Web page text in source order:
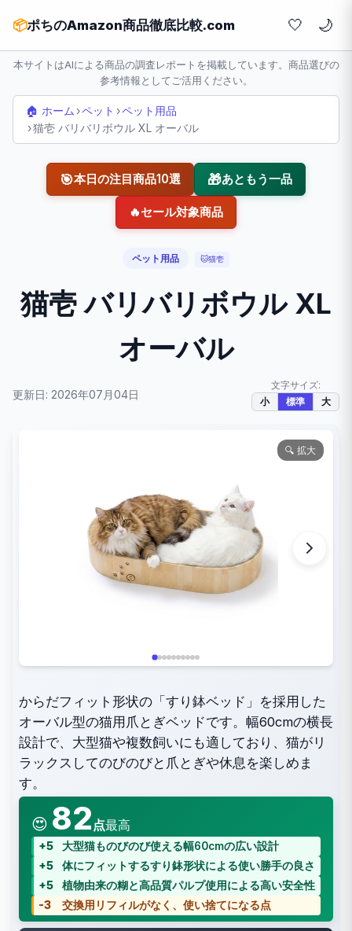
📦ポちのAmazon商品徹底比較.com 🤍
本サイトはAIによる商品の調査レポートを掲載しています。商品選びの
参考情報としてご活用ください。
🏠 ホーム ›ペット ›ペット用品
›猫壱 バリバリボウル XL オーバル
🎯本日の注目商品10選 🎁あともう一品
🔥セール対象商品
ペット用品 🐱猫壱
猫壱 バリバリボウル XL
オーバル
更新日: 2026年07月04日
文字サイズ:
小 標準 大
🔍 拡大
からだフィット形状の「すり鉢ベッド」を採用した
オーバル型の猫用爪とぎベッドです。幅60cmの横長
設計で、大型猫や複数飼いにも適しており、猫がリ
ラックスしてのびのびと爪とぎや休息を楽しめま
す。
😍 82 点最高
+5
大型猫ものびのび使える幅60cmの広い設計
+5
体にフィットするすり鉢形状による使い勝手の良さ
+5
植物由来の糊と高品質パルプ使用による高い安全性
-3
交換用リフィルがなく、使い捨てになる点